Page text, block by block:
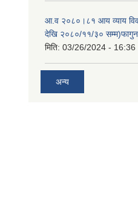
आ.व २०८०।८१ आय व्याय
देखि २०८०/११/३० सम्म)फागुन
मिति: 03/26/2024 - 16:36
अन्य